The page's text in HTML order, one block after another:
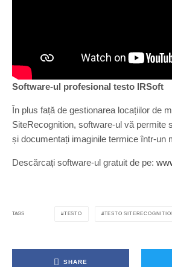
Software-ul profesional testo IRSoft
În plus față de gestionarea locațiilor de
SiteRecognition, software-ul vă permite
și documentați imaginile termice într-un
Descărcați software-ul gratuit de pe:
TAGS TESTO TESTO
SHARE